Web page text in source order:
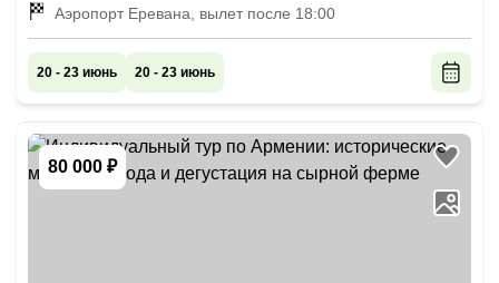
Аэропорт Еревана, вылет после 18:00
20 - 23 июнь 20 - 23 июнь
80 000 ₽